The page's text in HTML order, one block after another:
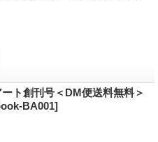
ト創刊号＜DM便送料無料＞
BA001]